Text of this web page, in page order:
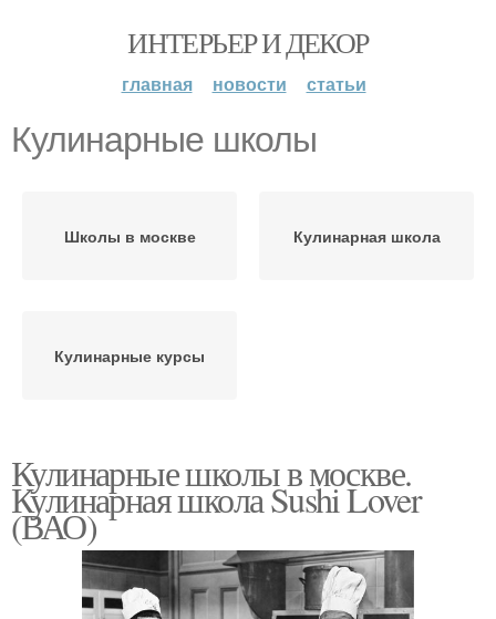
ИНТЕРЬЕР И ДЕКОР
главная новости статьи
Кулинарные школы
Школы в москве Кулинарная школа
Кулинарные курсы
Кулинарные школы в москве.
Кулинарная школа Sushi Lover
(ВАО)